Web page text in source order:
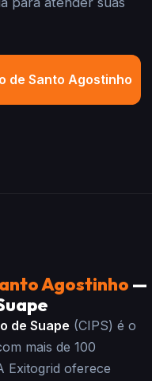
de Santo Agostinho
Agostinho —
de Suape (CIPS) é o
mais de 100
Exitogrid oferece